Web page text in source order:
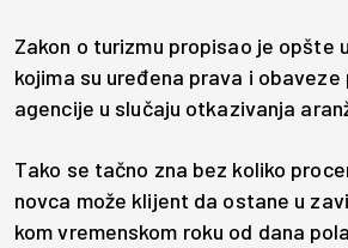
Zakon o turizmu propisao je opšte
kojima su uređena prava i
agencije u slučaju otkazivanja
Tako se tačno zna bez koliko
novca može klijent da ostane u
kom vremenskom roku od dana